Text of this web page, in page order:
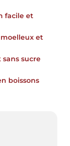
facile et
et
sucre
boissons